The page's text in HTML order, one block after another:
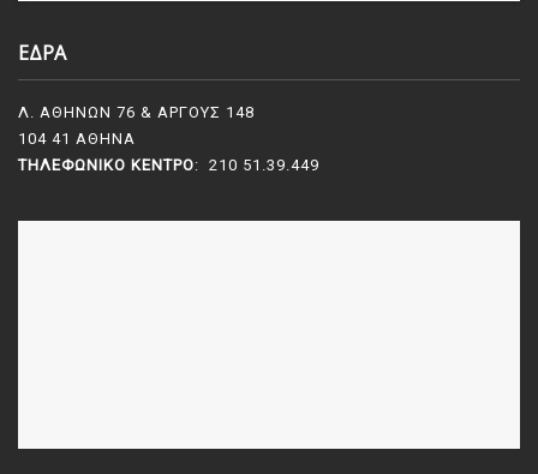
ΕΔΡΑ
Λ. ΑΘΗΝΩΝ 76 & ΑΡΓΟΥΣ 148
104 41 ΑΘΗΝΑ
ΤΗΛΕΦΩΝΙΚΌ ΚΈΝΤΡΟ: 210 51.39.449